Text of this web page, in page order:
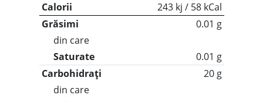
Calorii
243 kj / 58 kCal
Grăsimi
0.01 g
din care
Saturate
0.01 g
Carbohidrați
20 g
din care